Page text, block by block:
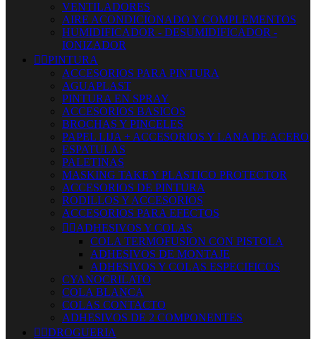
VENTILADORES
AIRE ACONDICIONADO Y COMPLEMENTOS
HUMIDIFICADOR - DESUMIDIFICADOR -
IONIZADOR
 PINTURA
ACCESORIOS PARA PINTURA
AGUAPLAST
PINTURA EN SPRAY
ACCESORIOS BASICOS
BROCHAS Y PINCELES
PAPEL LIJA + ACCESORIOS Y LANA DE ACERO
ESPATULAS
PALETINAS
MASKING TAKE Y PLASTICO PROTECTOR
ACCESORIOS DE PINTURA
RODILLOS Y ACCESORIOS
ACCESORIOS PARA EFECTOS
 ADHESIVOS Y COLAS
COLA TERMOFUSION CON PISTOLA
ADHESIVOS DE MONTAJE
ADHESIVOS Y COLAS ESPECIFICOS
CYANOCRILATO
COLA BLANCA
COLAS CONTACTO
ADHESIVOS DE 2 COMPONENTES
 DROGUERIA